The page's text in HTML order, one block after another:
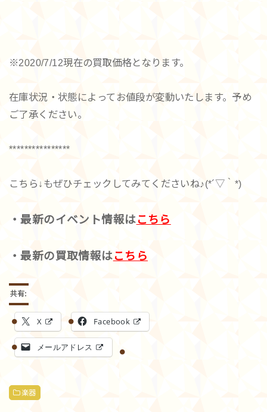
※2020/7/12現在の買取価格となります。
在庫状況・状態によってお値段が変動いたします。予め
ご了承ください。
****************
こちら↓もぜひチェックしてみてくださいね♪(*´▽｀*)
・最新のイベント情報はこちら
・最新の買取情報はこちら
共有:
X Facebook
メールアドレス
楽器